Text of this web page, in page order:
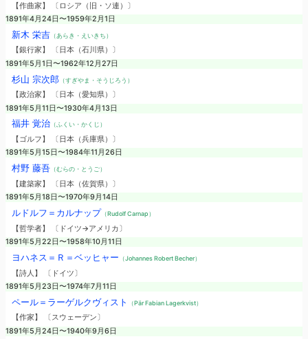
【作曲家】 〔ロシア（旧・ソ連）〕
1891年4月24日〜1959年2月1日
新木 栄吉（あらき・えいきち）
【銀行家】 〔日本（石川県）〕
1891年5月1日〜1962年12月27日
杉山 宗次郎（すぎやま・そうじろう）
【政治家】 〔日本（愛知県）〕
1891年5月11日〜1930年4月13日
福井 覚治（ふくい・かくじ）
【ゴルフ】 〔日本（兵庫県）〕
1891年5月15日〜1984年11月26日
村野 藤吾（むらの・とうご）
【建築家】 〔日本（佐賀県）〕
1891年5月18日〜1970年9月14日
ルドルフ＝カルナップ （Rudolf Carnap）
【哲学者】 〔ドイツ→アメリカ〕
1891年5月22日〜1958年10月11日
ヨハネス＝Ｒ＝ベッヒャー （Johannes Robert Becher）
【詩人】 〔ドイツ〕
1891年5月23日〜1974年7月11日
ペール＝ラーゲルクヴィスト （Pär Fabian Lagerkvist）
【作家】 〔スウェーデン〕
1891年5月24日〜1940年9月6日